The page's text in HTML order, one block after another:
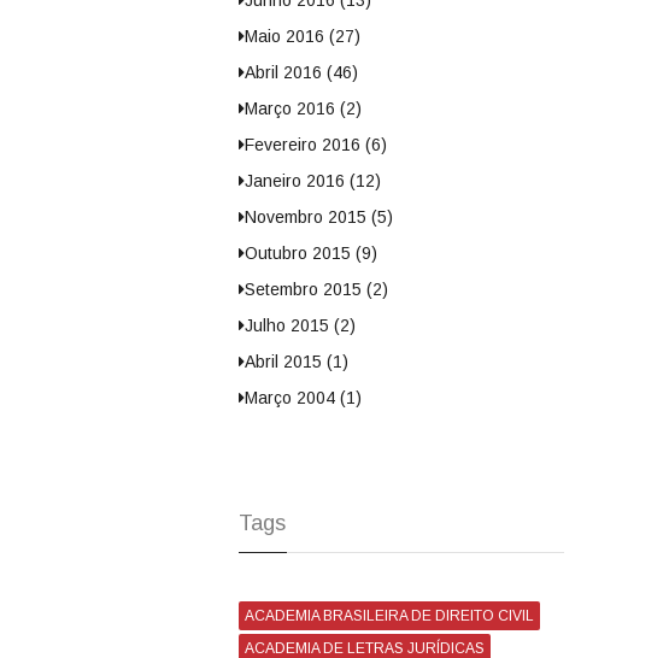
Maio 2016 (27)
Abril 2016 (46)
Março 2016 (2)
Fevereiro 2016 (6)
Janeiro 2016 (12)
Novembro 2015 (5)
Outubro 2015 (9)
Setembro 2015 (2)
Julho 2015 (2)
Abril 2015 (1)
Março 2004 (1)
Tags
ACADEMIA BRASILEIRA DE DIREITO CIVIL
ACADEMIA DE LETRAS JURÍDICAS